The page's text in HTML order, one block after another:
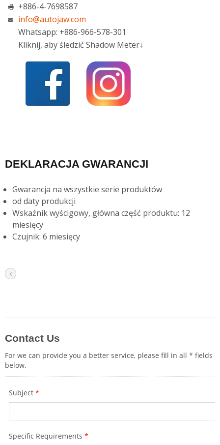
+886-4-7698587
info@autojaw.com
Whatsapp: +886-966-578-301
Kliknij, aby śledzić Shadow Meter↓
DEKLARACJA GWARANCJI
Gwarancja na wszystkie serie produktów
od daty produkcji
Wskaźnik wyścigowy, główna część produktu: 12
miesięcy
Czujnik: 6 miesięcy